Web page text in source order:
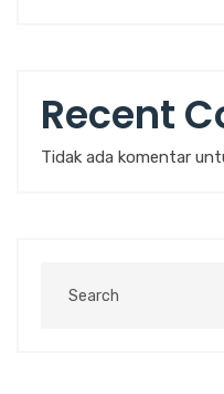
Recent
Tidak ada komentar